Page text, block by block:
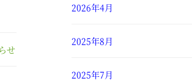
せ
2026年4月
2025年8月
2025年7月